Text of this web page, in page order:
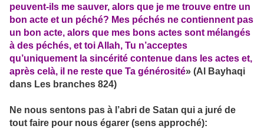
peuvent-ils me sauver, alors que je me trouve entre un
bon acte et un péché? Mes péchés ne contiennent pas
un bon acte, alors que mes bons actes sont mélangés
à des péchés, et toi Allah, Tu n’acceptes
qu’uniquement la sincérité contenue dans les actes et,
après celà, il ne reste que Ta générosité» (Al Bayhaqi
dans Les branches 824)
Ne nous sentons pas à l’abri de Satan qui a juré de
tout faire pour nous égarer (sens approché):